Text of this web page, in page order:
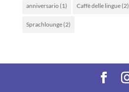
anniversario (1) Caffè delle lingue(2)
Sprachlounge(2)